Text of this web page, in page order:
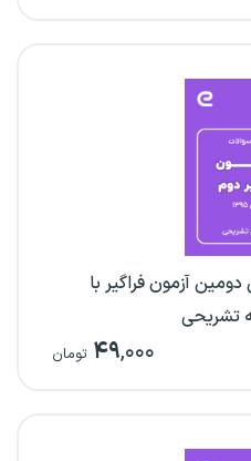
آزمون فراگیر با
تشریحی
۴۹,۰۰۰ تومان